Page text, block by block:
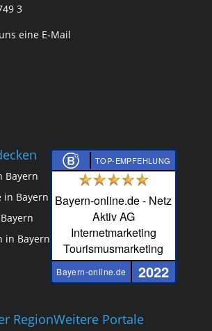
3
eine E-Mail
Bayern
in Bayern
in Bayern
TOP-EMPFEHLUNG
Bayern-online.de - Netz
Aktiv AG
Internetmarketing
Tourismusmarketing
Bayern-online.de 2022
RegionWeitere Portale